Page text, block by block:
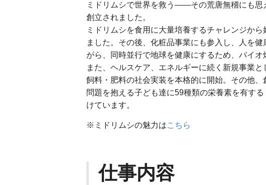
ミドリムシで世界を救う――その荒唐無稽にも思
創立されました。
ミドリムシを食用に大量培養するチャレンジか
ました。その後、化粧品事業にも参入し、人を
がら、同時並行で地球を健康にするため、バイオ
また、ヘルスケア、エネルギーに続く新規事業
飼料・肥料の社会実装を本格的に開始。その他
問題を抱える子ども達に59種類の栄養素を有す
けています。
※ミドリムシの魅力はこちら
仕事内容